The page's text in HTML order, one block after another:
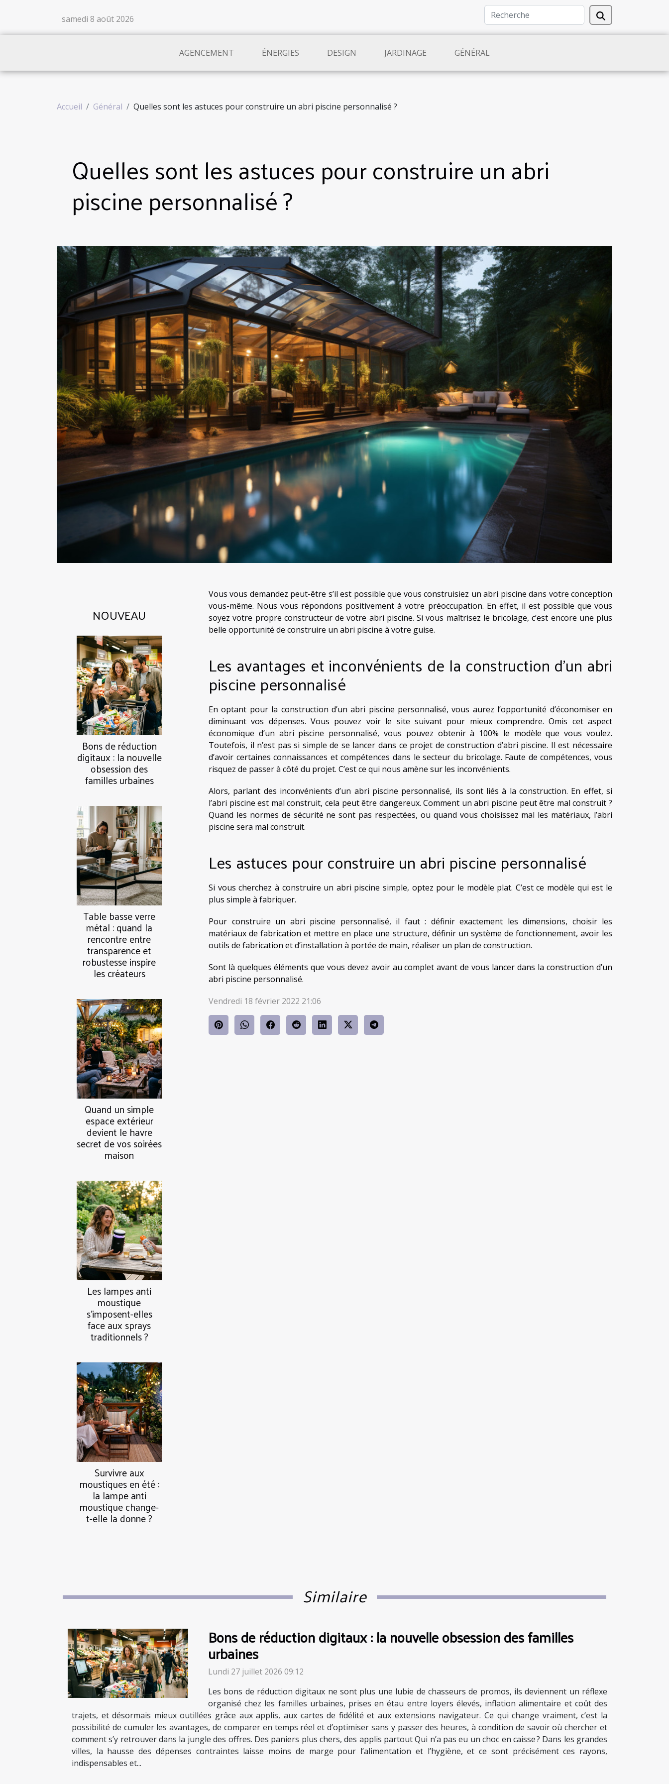
samedi 8 août 2026
AGENCEMENT ÉNERGIES DESIGN JARDINAGE GÉNÉRAL
Accueil Général Quelles sont les astuces pour construire un abri piscine personnalisé ?
Quelles sont les astuces pour construire un abri
piscine personnalisé ?
NOUVEAU
Bons de réduction
digitaux : la nouvelle
obsession des
familles urbaines
Table basse verre
métal : quand la
rencontre entre
transparence et
robustesse inspire
les créateurs
Quand un simple
espace extérieur
devient le havre
secret de vos soirées
maison
Les lampes anti
moustique
s’imposent-elles
face aux sprays
traditionnels ?
Survivre aux
moustiques en été :
la lampe anti
moustique change-
t-elle la donne ?
Vous vous demandez peut-être s’il est possible que vous construisiez un abri piscine dans votre conception
vous-même. Nous vous répondons positivement à votre préoccupation. En effet, il est possible que vous
soyez votre propre constructeur de votre abri piscine. Si vous maîtrisez le bricolage, c’est encore une plus
belle opportunité de construire un abri piscine à votre guise.
Les avantages et inconvénients de la construction d’un abri
piscine personnalisé
En optant pour la construction d’un abri piscine personnalisé, vous aurez l’opportunité d’économiser en
diminuant vos dépenses. Vous pouvez voir le site suivant pour mieux comprendre. Omis cet aspect
économique d’un abri piscine personnalisé, vous pouvez obtenir à 100% le modèle que vous voulez.
Toutefois, il n’est pas si simple de se lancer dans ce projet de construction d’abri piscine. Il est nécessaire
d’avoir certaines connaissances et compétences dans le secteur du bricolage. Faute de compétences, vous
risquez de passer à côté du projet. C’est ce qui nous amène sur les inconvénients.
Alors, parlant des inconvénients d’un abri piscine personnalisé, ils sont liés à la construction. En effet, si
l’abri piscine est mal construit, cela peut être dangereux. Comment un abri piscine peut être mal construit ?
Quand les normes de sécurité ne sont pas respectées, ou quand vous choisissez mal les matériaux, l’abri
piscine sera mal construit.
Les astuces pour construire un abri piscine personnalisé
Si vous cherchez à construire un abri piscine simple, optez pour le modèle plat. C’est ce modèle qui est le
plus simple à fabriquer.
Pour construire un abri piscine personnalisé, il faut : définir exactement les dimensions, choisir les
matériaux de fabrication et mettre en place une structure, définir un système de fonctionnement, avoir les
outils de fabrication et d’installation à portée de main, réaliser un plan de construction.
Sont là quelques éléments que vous devez avoir au complet avant de vous lancer dans la construction d’un
abri piscine personnalisé.
Vendredi 18 février 2022 21:06
Similaire
Bons de réduction digitaux : la nouvelle obsession des familles
urbaines
Lundi 27 juillet 2026 09:12
Les bons de réduction digitaux ne sont plus une lubie de chasseurs de promos, ils deviennent un réflexe
organisé chez les familles urbaines, prises en étau entre loyers élevés, inflation alimentaire et coût des
trajets, et désormais mieux outillées grâce aux applis, aux cartes de fidélité et aux extensions navigateur. Ce qui change vraiment, c’est la
possibilité de cumuler les avantages, de comparer en temps réel et d’optimiser sans y passer des heures, à condition de savoir où chercher et
comment s’y retrouver dans la jungle des offres. Des paniers plus chers, des applis partout Qui n’a pas eu un choc en caisse ? Dans les grandes
villes, la hausse des dépenses contraintes laisse moins de marge pour l’alimentation et l’hygiène, et ce sont précisément ces rayons,
indispensables et...